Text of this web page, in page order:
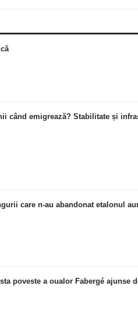
când emigrează? Stabilitate și
care n-au abandonat etalonul
poveste a oualor Fabergé